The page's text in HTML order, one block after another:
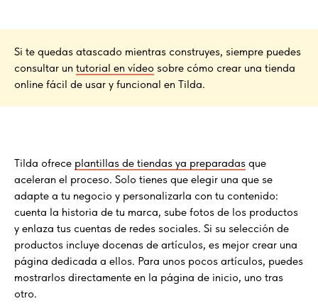
Si te quedas atascado mientras construyes, siempre puedes
consultar un tutorial en vídeo sobre cómo crear una tienda
online fácil de usar y funcional en Tilda.
Tilda ofrece plantillas de tiendas ya preparadas que
aceleran el proceso. Solo tienes que elegir una que se
adapte a tu negocio y personalizarla con tu contenido:
cuenta la historia de tu marca, sube fotos de los productos
y enlaza tus cuentas de redes sociales. Si su selección de
productos incluye docenas de artículos, es mejor crear una
página dedicada a ellos. Para unos pocos artículos, puedes
mostrarlos directamente en la página de inicio, uno tras
otro.